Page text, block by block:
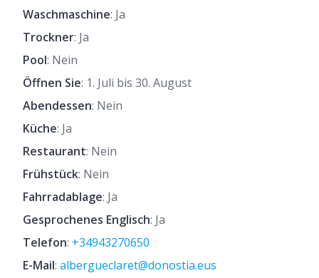
Waschmaschine: Ja
Trockner: Ja
Pool: Nein
Öffnen Sie: 1. Juli bis 30. August
Abendessen: Nein
Küche: Ja
Restaurant: Nein
Frühstück: Nein
Fahrradablage: Ja
Gesprochenes Englisch: Ja
Telefon: +34943270650
E-Mail: albergueclaret@donostia.eus